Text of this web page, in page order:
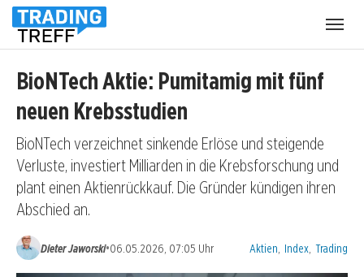
BioNTech Aktie: Pumitamig mit fünf
neuen Krebsstudien
BioNTech verzeichnet sinkende Erlöse und steigende
Verluste, investiert Milliarden in die Krebsforschung und
plant einen Aktienrückkauf. Die Gründer kündigen ihren
Abschied an.
Dieter Jaworski•06.05.2026, 07:05 Uhr Kategorien:
Aktien Index Trading